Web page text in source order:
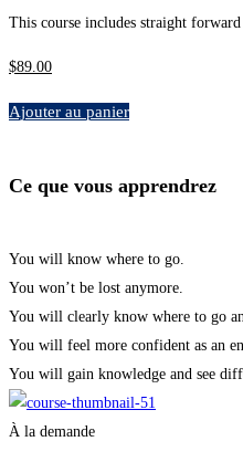
This course includes straight
$89.00
Ajouter au panier
Ce que vous apprendrez
You will know where to go.
You won’t be lost anymore.
You will clearly know where to go
You will feel more confident as an
You will gain knowledge and see
À la demande